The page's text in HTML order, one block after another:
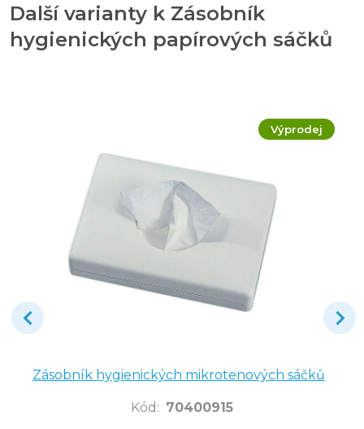
Další varianty k Zásobník
hygienických papírových sáčků
Výprodej
Zásobník hygienických mikrotenových sáčků
Kód : 70400915